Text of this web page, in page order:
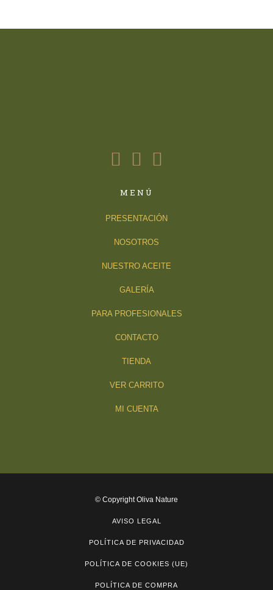
MENÚ
PRESENTACIÓN
NOSOTROS
NUESTRO ACEITE
GALERÍA
PARA PROFESIONALES
CONTACTO
TIENDA
VER CARRITO
MI CUENTA
© Copyright Oliva Nature
AVISO LEGAL
POLÍTICA DE PRIVACIDAD
POLÍTICA DE COOKIES (UE)
POLÍTICA DE COMPRA